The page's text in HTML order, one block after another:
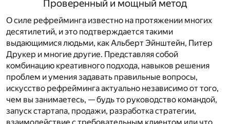
Проверенный и мощный метод
О силе рефрейминга известно на протяжении многих
десятилетий, и это подтверждается такими
выдающимися людьми, как Альберт Эйнштейн, Питер
Друкер и многие другие. Представляя собой
комбинацию креативного подхода, навыков решения
проблем и умения задавать правильные вопросы,
искусство рефрейминга актуально независимо от того,
чем вы занимаетесь, — будь то руководство командой,
запуск стартапа, продажи, разработка стратегии,